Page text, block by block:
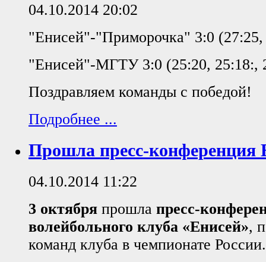
04.10.2014 20:02
"Енисей"-"Приморочка" 3:0 (27:25,
"Енисей"-МГТУ 3:0 (25:20, 25:18:,
Поздравляем команды с победой!
Подробнее ...
Прошла пресс-
04.10.2014 11:22
3 октября прошла пресс-
волейбольного клуба «Енисей»,
команд клуба в чемпионате России.